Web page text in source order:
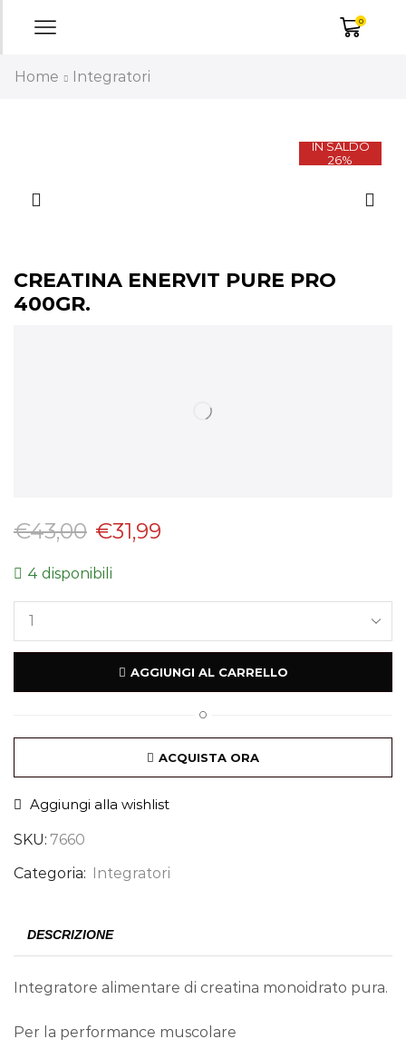
0
Home Integratori
IN SALDO
26%
CREATINA ENERVIT PURE PRO
400GR.
€43,00 €31,99
4 disponibili
AGGIUNGI AL CARRELLO
O
ACQUISTA ORA
Aggiungi alla wishlist
SKU: 7660
Categoria:
Integratori
DESCRIZIONE
Integratore alimentare di creatina monoidrato pura.
Per la performance muscolare